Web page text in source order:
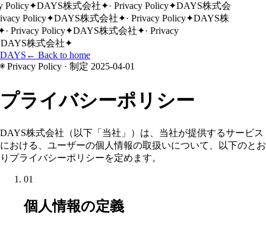
Policy✦DAYS株式会社✦· Privacy Policy✦DAYS株式会
Policy✦DAYS株式会社✦· Privacy Policy✦DAYS株
· Privacy Policy✦DAYS株式会社✦· Privacy
株式会社✦
DAYS ← Back to home
◉ Privacy Policy · 制定 2025-04-01
プライバシーポリシー
DAYS株式会社（以下「当社」）は、当社が提供するサービス
における、ユーザーの個人情報の取扱いについて、以下のとお
りプライバシーポリシーを定めます。
01
個人情報の定義